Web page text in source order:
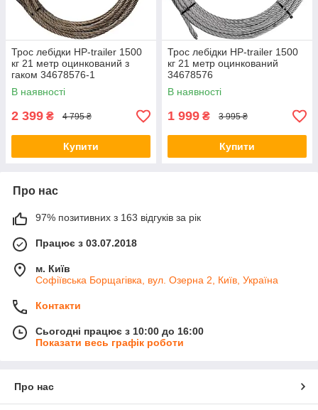
Трос лебідки HP-trailer 1500
кг 21 метр оцинкований з
гаком 34678576-1
В наявності
2 399 ₴ 4 795 ₴
Купити
Трос лебідки HP-trailer 1500
кг 21 метр оцинкований
34678576
В наявності
1 999 ₴ 3 995 ₴
Купити
Про нас
97% позитивних з 163 відгуків за рік
Працює з 03.07.2018
м. Київ
Софіївська Борщагівка, вул. Озерна 2, Київ, Україна
Контакти
Сьогодні працює з 10:00 до 16:00
Показати весь графік роботи
Про нас